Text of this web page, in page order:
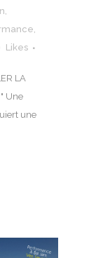
Likes
LA
Une
une